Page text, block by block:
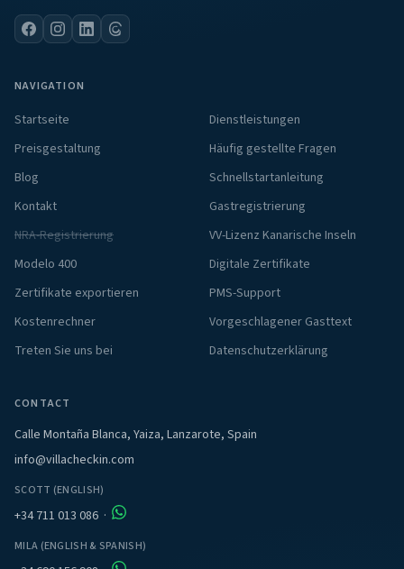
NAVIGATION
Startseite
Dienstleistungen
Preisgestaltung
Häufig gestellte Fragen
Blog
Schnellstartanleitung
Kontakt
Gastregistrierung
NRA-Registrierung
VV-Lizenz Kanarische Inseln
Modelo 400
Digitale Zertifikate
Zertifikate exportieren
PMS-Support
Kostenrechner
Vorgeschlagener Gasttext
Treten Sie uns bei
Datenschutzerklärung
CONTACT
Calle Montaña Blanca, Yaiza, Lanzarote, Spain
info@villacheckin.com
SCOTT (ENGLISH)
+34 711 013 086 ·
MILA (ENGLISH & SPANISH)